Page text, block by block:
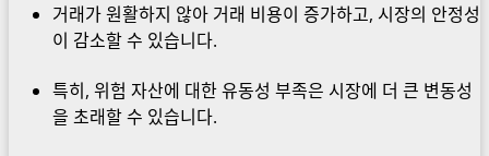
거래가 원활하지 않아 거래 비용이 증가하고, 시장의 안정성
이 감소할 수 있습니다.
특히, 위험 자산에 대한 유동성 부족은 시장에 더 큰 변동성
을 초래할 수 있습니다.